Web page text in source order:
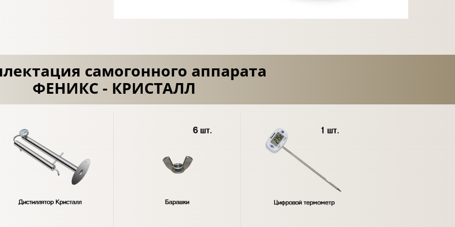
самогонного аппарата
ФЕНИКС - КРИСТАЛЛ